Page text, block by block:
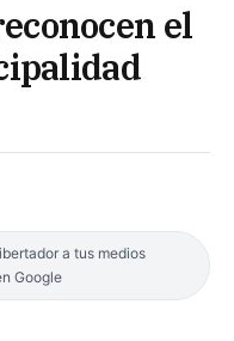
el
a tus medios
Google